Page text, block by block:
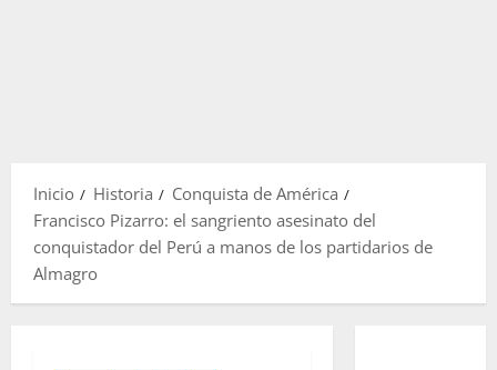
Inicio Historia
Conquista de América
Francisco Pizarro: el sangriento asesinato del
conquistador del Perú a manos de los partidarios de
Almagro